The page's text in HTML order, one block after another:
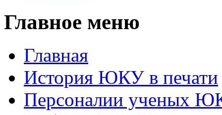
Главное меню
Главная
История ЮКУ в печати
Персоналии ученых